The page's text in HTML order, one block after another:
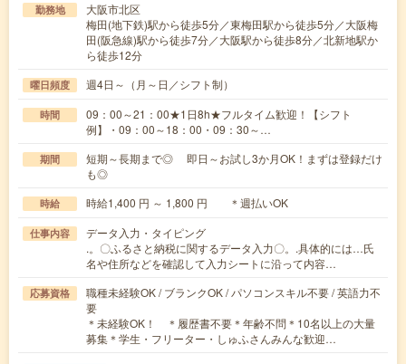
勤務地
大阪市北区
梅田(地下鉄)駅から徒歩5分／東梅田駅から徒歩5分／大阪梅
田(阪急線)駅から徒歩7分／大阪駅から徒歩8分／北新地駅か
ら徒歩12分
曜日頻度 週4日～（月～日／シフト制）
時間
09：00～21：00★1日8h★フルタイム歓迎！【シフト
例】・09：00～18：00・09：30～…
期間
短期～長期まで◎ 即日～お試し3か月OK！まずは登録だけ
も◎
時給 時給1,400 円 ～ 1,800 円 ＊週払いOK
仕事内容
データ入力・タイピング
.。〇ふるさと納税に関するデータ入力〇。.具体的には…氏
名や住所などを確認して入力シートに沿って内容…
応募資格
職種未経験OK / ブランクOK / パソコンスキル不要 / 英語力不
要
＊未経験OK！ ＊履歴書不要＊年齢不問＊10名以上の大量
募集＊学生・フリーター・しゅふさんみんな歓迎…